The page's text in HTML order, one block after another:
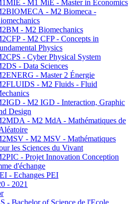
- M1 MiE - Master in Economics
- M2 Biomeca -
- M2 Biomechanics
- M2 CFP - Concepts in
Physics
- Cyber Physical System
- Data Sciences
- Master 2 Énergie
- M2 Fluids - Fluid
- M2 IGD - Interaction, Graphic
Design
- M2 MdA - Mathématiques de
- M2 MSV - Mathématiques
les Sciences du Vivant
- Projet Innovation Conception
d'échange
- Echanges PEI
- 2021
- Bachelor of Science de l'Ecole